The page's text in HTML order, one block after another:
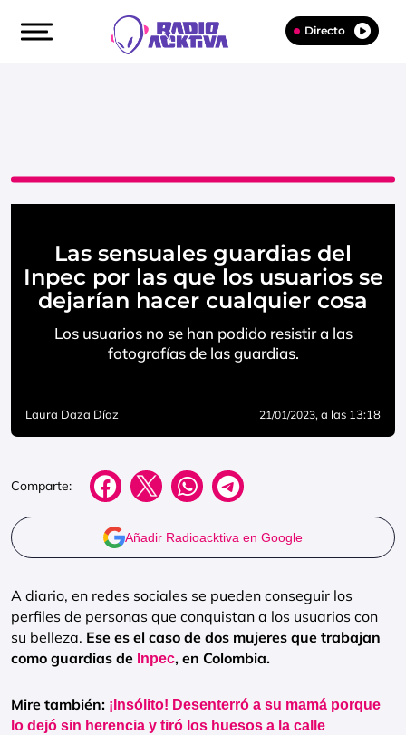
Directo
Las sensuales guardias del
Inpec por las que los usuarios se
dejarían hacer cualquier cosa
Los usuarios no se han podido resistir a las
fotografías de las guardias.
Laura Daza Díaz 21/01/2023, a las 13:18
Comparte:
Añadir Radioacktiva en Google
A diario, en redes sociales se pueden conseguir los
perfiles de personas que conquistan a los usuarios con
su belleza. Ese es el caso de dos mujeres que trabajan
como guardias de Inpec, en Colombia.
Mire también: ¡Insólito! Desenterró a su mamá porque
lo dejó sin herencia y tiró los huesos a la calle